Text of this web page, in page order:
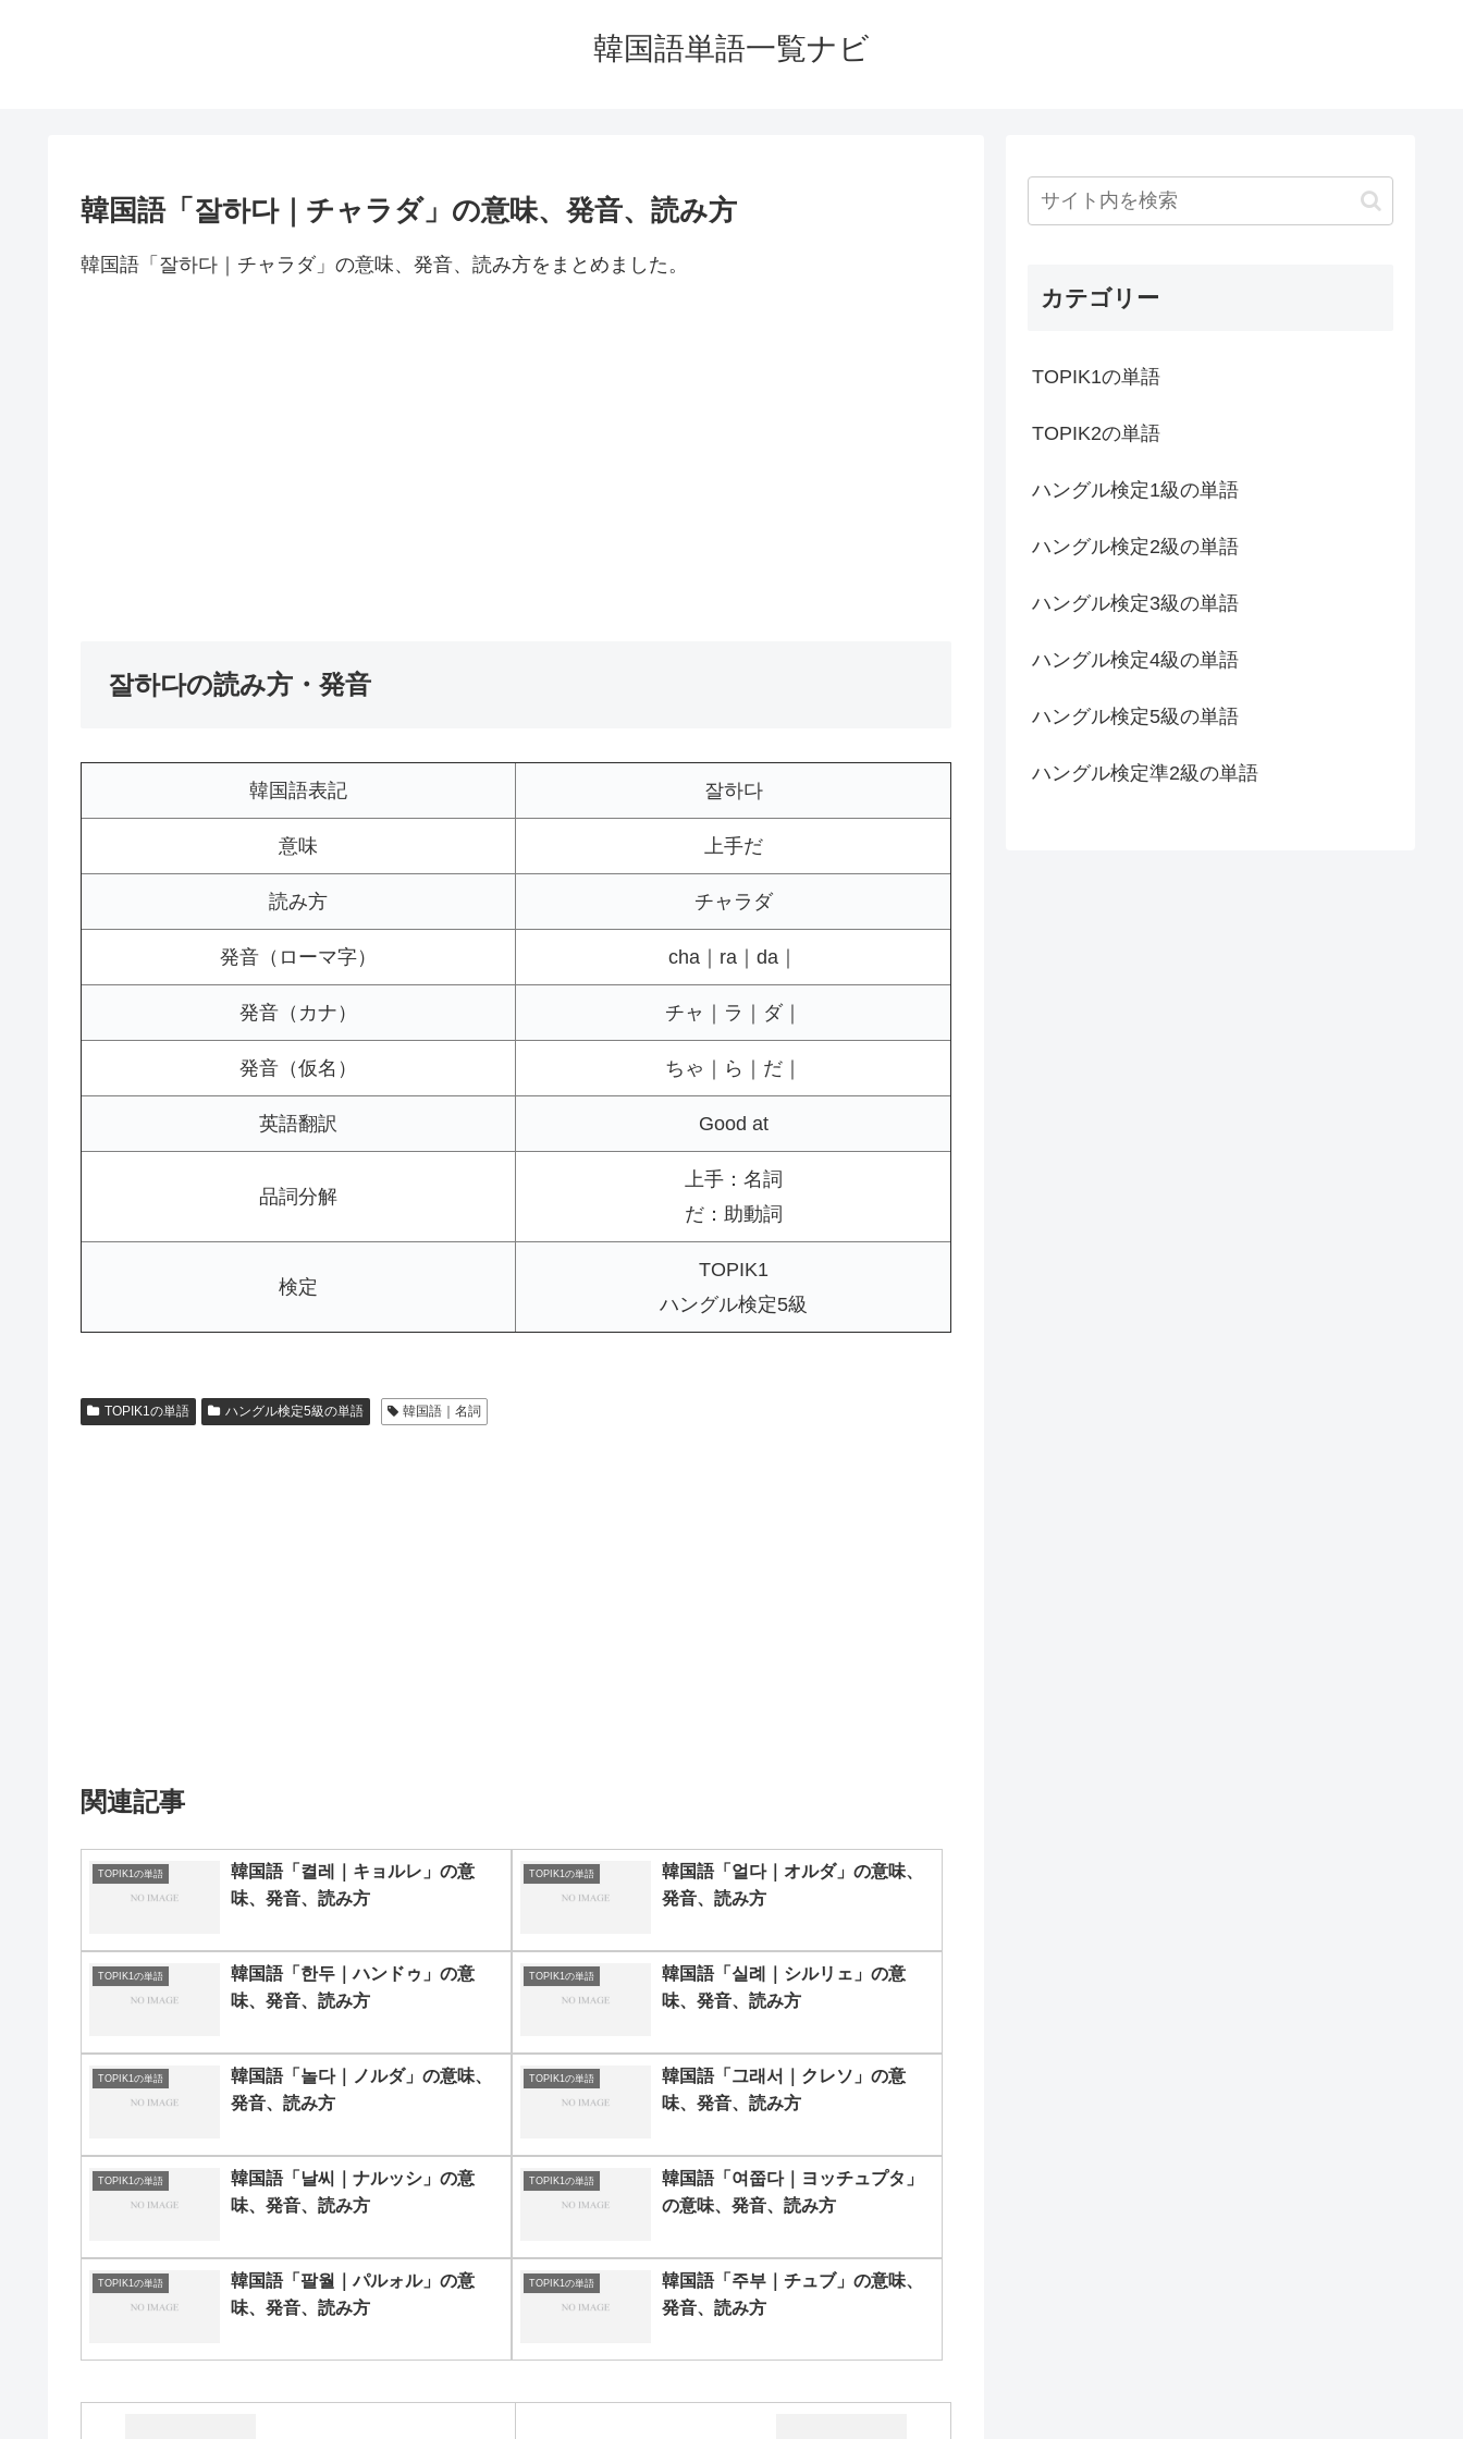
韓国語単語一覧ナビ
韓国語「잘하다｜チャラダ」の意味、発音、読み方
韓国語「잘하다｜チャラダ」の意味、発音、読み方をまとめました。
잘하다の読み方・発音
韓国語表記 잘하다
意味 上手だ
読み方 チャラダ
発音（ローマ字） cha｜ra｜da｜
発音（カナ） チャ｜ラ｜ダ｜
発音（仮名） ちゃ｜ら｜だ｜
英語翻訳 Good at
品詞分解
上手：名詞
だ：助動詞
検定
TOPIK1
ハングル検定5級
TOPIK1の単語 ハングル検定5級の単語 韓国語｜名詞
関連記事
TOPIK1の単語
韓国語「켤레｜キョルレ」の意
味、発音、読み方
TOPIK1の単語
韓国語「얼다｜オルダ」の意味、
発音、読み方
TOPIK1の単語
韓国語「한두｜ハンドゥ」の意
味、発音、読み方
TOPIK1の単語
韓国語「실례｜シルリェ」の意
味、発音、読み方
TOPIK1の単語
韓国語「놀다｜ノルダ」の意味、
発音、読み方
TOPIK1の単語
韓国語「그래서｜クレソ」の意
味、発音、読み方
TOPIK1の単語
韓国語「날씨｜ナルッシ」の意
味、発音、読み方
TOPIK1の単語
韓国語「여쭙다｜ヨッチュプタ」
の意味、発音、読み方
TOPIK1の単語
韓国語「팔월｜パルォル」の意
味、発音、読み方
TOPIK1の単語
韓国語「주부｜チュブ」の意味、
発音、読み方
カテゴリー
TOPIK1の単語
TOPIK2の単語
ハングル検定1級の単語
ハングル検定2級の単語
ハングル検定3級の単語
ハングル検定4級の単語
ハングル検定5級の単語
ハングル検定準2級の単語